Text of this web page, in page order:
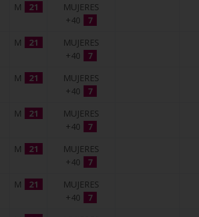
M 21
MUJERES
+40
7
M 21
MUJERES
+40
7
M 21
MUJERES
+40
7
M 21
MUJERES
+40
7
M 21
MUJERES
+40
7
M 21
MUJERES
+40
7